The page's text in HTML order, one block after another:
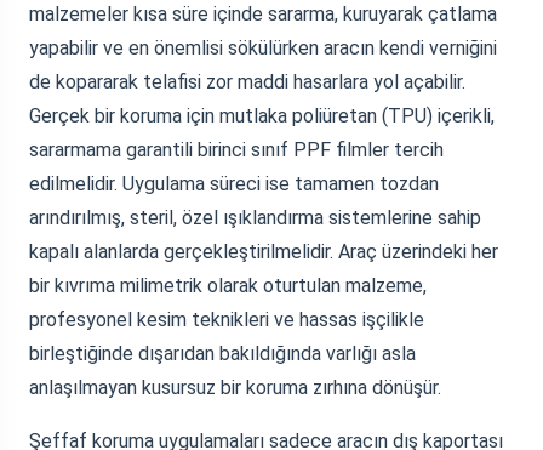
malzemeler kısa süre içinde sararma, kuruyarak çatlama
yapabilir ve en önemlisi sökülürken aracın kendi verniğini
de kopararak telafisi zor maddi hasarlara yol açabilir.
Gerçek bir koruma için mutlaka poliüretan (TPU) içerikli,
sararmama garantili birinci sınıf PPF filmler tercih
edilmelidir. Uygulama süreci ise tamamen tozdan
arındırılmış, steril, özel ışıklandırma sistemlerine sahip
kapalı alanlarda gerçekleştirilmelidir. Araç üzerindeki her
bir kıvrıma milimetrik olarak oturtulan malzeme,
profesyonel kesim teknikleri ve hassas işçilikle
birleştiğinde dışarıdan bakıldığında varlığı asla
anlaşılmayan kusursuz bir koruma zırhına dönüşür.
Şeffaf koruma uygulamaları sadece aracın dış kaportası